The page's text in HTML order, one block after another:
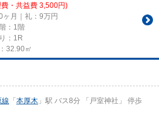
・共益費 3,500円)
ヶ月｜礼：9万円
：1階
：1R
32.90㎡
線 「本厚木 」駅 バス8分 「戸室神社」 停歩